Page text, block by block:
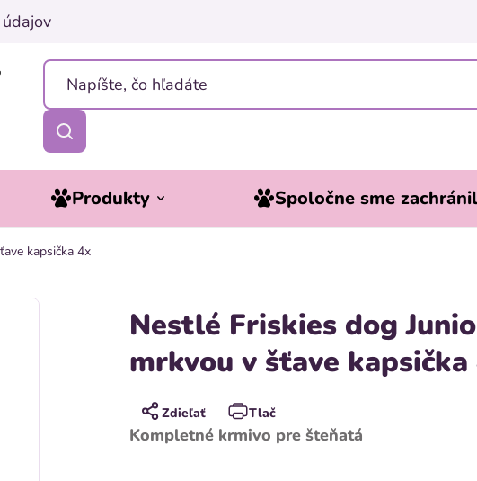
Produkty Spoločne sme
kapsička 4x
Nestlé Friskies dog
mrkvou v šťave kapsička
Kompletné krmivo pre šteňatá
Tlač
Zdieľať